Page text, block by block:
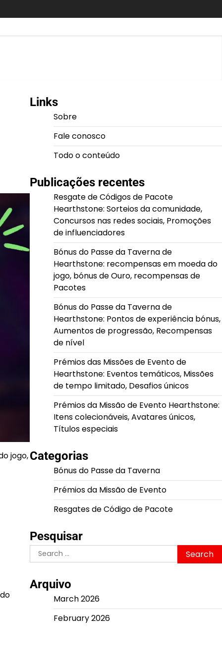
jogo,
Links
Sobre
Fale conosco
Todo o conteúdo
Publicações recentes
Resgate de Códigos de Pacote
Hearthstone: Sorteios da comunidade,
Concursos nas redes sociais, Promoções
de influenciadores
Bónus do Passe da Taverna de
Hearthstone: recompensas em moeda do
jogo, bónus de Ouro, recompensas de
Pacotes
Bónus do Passe da Taverna de
Hearthstone: Pontos de experiência bónus,
Aumentos de progressão, Recompensas
de nível
Prémios das Missões de Evento de
Hearthstone: Eventos temáticos, Missões
de tempo limitado, Desafios únicos
Prémios da Missão de Evento Hearthstone:
Itens colecionáveis, Avatares únicos,
Títulos especiais
Categorias
Bónus do Passe da Taverna
Prémios da Missão de Evento
Resgates de Código de Pacote
Pesquisar
Search
for:
Arquivo
March 2026
February 2026